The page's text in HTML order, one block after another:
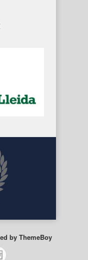
by ThemeBoy